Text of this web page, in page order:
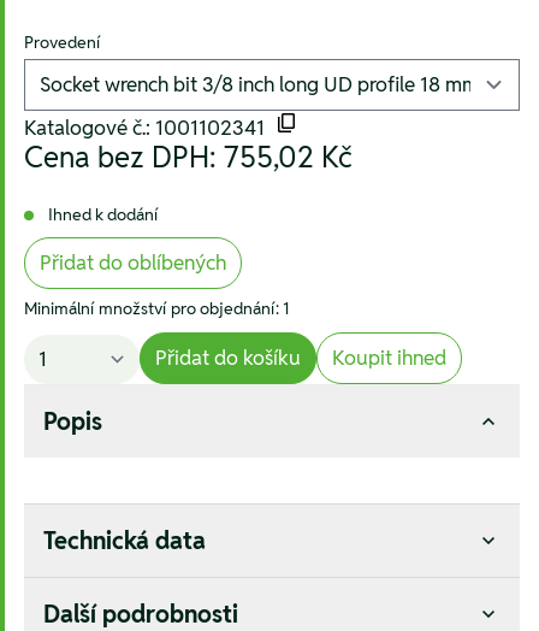
Provedení
Katalogové č.: 1001102341
Cena bez DPH: 755,02 Kč
Ihned k dodání
Přidat do oblíbených
Minimální množství pro objednání: 1
Přidat do košíku Koupit ihned
Popis
Technická data
Další podrobnosti